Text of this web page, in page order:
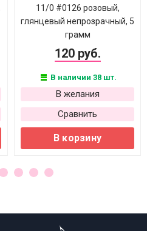
11/0 #0126 розовый,
глянцевый непрозрачный, 5
грамм
120 руб.
В наличии 38 шт.
В желания
Сравнить
В корзину